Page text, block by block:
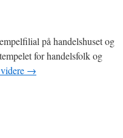
på handelshuset og
for handelsfolk og
→